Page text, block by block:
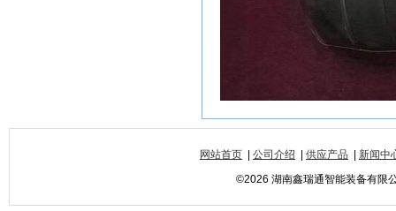
网站首页 公司介绍 供应产品
新闻中
©2026 湖南鑫瑞通智能装备有限